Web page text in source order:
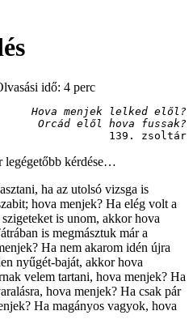
idő: 4 perc
Hova menjek lelked elől?
Orcád elől hova fussak?
139. zsoltár
legégetőbb kérdése…
ha az utolsó vizsga is
hova menjek? Ha elég volt a
is unom, akkor hova
is megmásztuk már a
Ha nem akarom idén újra
nyűgét-baját, akkor hova
velem tartani, hova menjek? Ha
hova menjek? Ha csak pár
Ha magányos vagyok, hova